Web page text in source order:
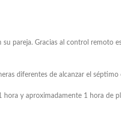
pareja. Gracias al control remoto
diferentes de alcanzar el séptimo
y aproximadamente 1 hora de